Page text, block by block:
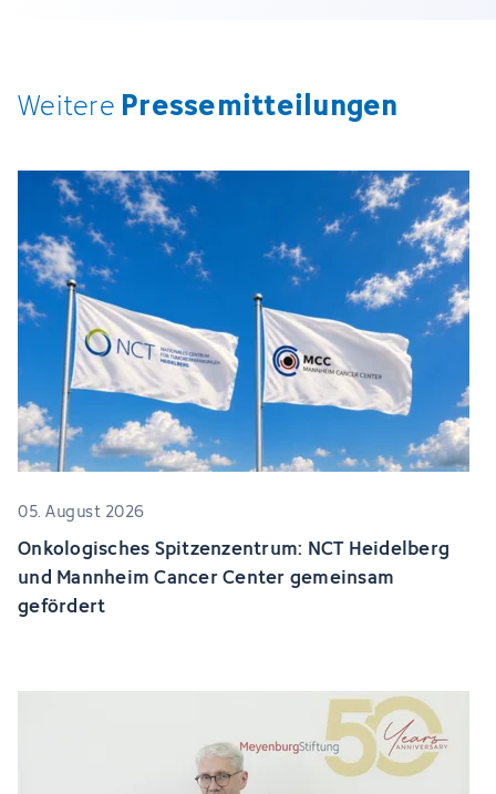
Weitere Pressemitteilungen
05. August 2026
Onkologisches Spitzenzentrum: NCT Heidelberg
und Mannheim Cancer Center gemeinsam
gefördert